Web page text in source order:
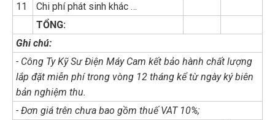
11
Chi phí phát sinh khác …
TỔNG:
Ghi chú:
- Công Ty Kỹ Sư Điện Máy Cam kết bảo hành chất lượng
lắp đặt miễn phí trong vòng 12 tháng kể từ ngày ký biên
bản nghiệm thu.
- Đơn giá trên chưa bao gồm thuế VAT 10%;